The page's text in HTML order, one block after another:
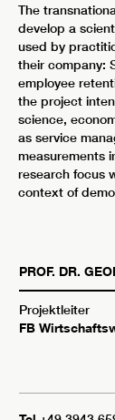
The
develop a
used by
their company:
employee
the project
science,
as service
measurements
research focus
context of
PROF. DR.
Projektleiter
FB